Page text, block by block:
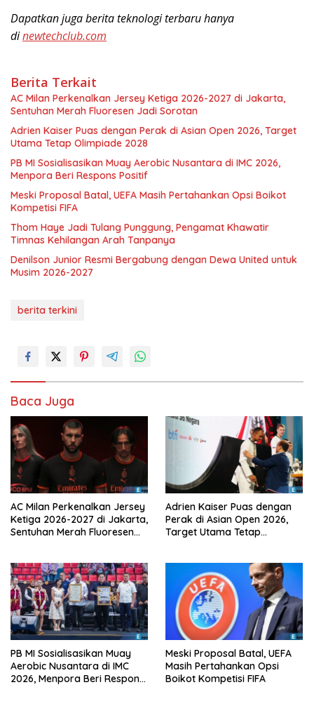
Dapatkan juga berita teknologi terbaru hanya
dinewtechclub.com
Berita Terkait
AC Milan Perkenalkan Jersey Ketiga 2026-2027 di Jakarta,
Sentuhan Merah Fluoresen Jadi Sorotan
Adrien Kaiser Puas dengan Perak di Asian Open 2026, Target
Utama Tetap Olimpiade 2028
PB MI Sosialisasikan Muay Aerobic Nusantara di IMC 2026,
Menpora Beri Respons Positif
Meski Proposal Batal, UEFA Masih Pertahankan Opsi Boikot
Kompetisi FIFA
Thom Haye Jadi Tulang Punggung, Pengamat Khawatir
Timnas Kehilangan Arah Tanpanya
Denilson Junior Resmi Bergabung dengan Dewa United untuk
Musim 2026-2027
berita terkini
Baca Juga
AC Milan Perkenalkan Jersey
Ketiga 2026-2027 di Jakarta,
Sentuhan Merah Fluoresen
Adrien Kaiser Puas dengan
Perak di Asian Open 2026,
Target Utama Tetap
PB MI Sosialisasikan Muay
Aerobic Nusantara di IMC
2026, Menpora Beri Respons
Meski Proposal Batal, UEFA
Masih Pertahankan Opsi
Boikot Kompetisi FIFA